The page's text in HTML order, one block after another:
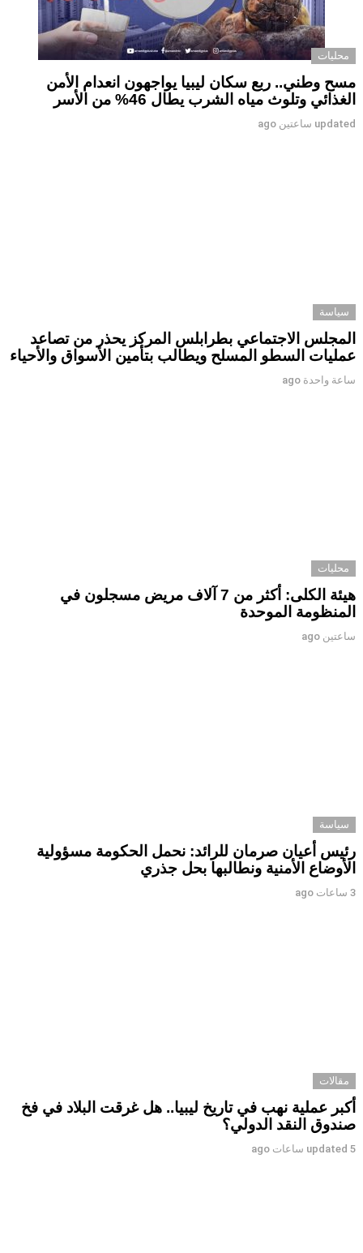
محليات
مسح وطني.. ربع سكان ليبيا يواجهون انعدام الأمن
الغذائي وتلوث مياه الشرب يطال 46% من الأسر
updated ساعتين ago
سياسة
المجلس الاجتماعي بطرابلس المركز يحذر من تصاعد
عمليات السطو المسلح ويطالب بتأمين الأسواق والأحياء
ساعة واحدة ago
محليات
هيئة الكلى: أكثر من 7 آلاف مريض مسجلون في
المنظومة الموحدة
ساعتين ago
سياسة
رئيس أعيان صرمان للرائد: نحمل الحكومة مسؤولية
الأوضاع الأمنية ونطالبها بحل جذري
3 ساعات ago
مقالات
أكبر عملية نهب في تاريخ ليبيا.. هل غرقت البلاد في فخ
صندوق النقد الدولي؟
updated 5 ساعات ago